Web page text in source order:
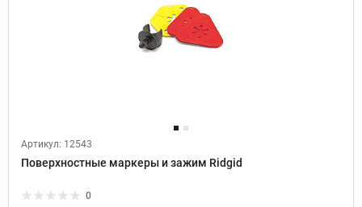
Артикул: 12543
Поверхностные маркеры и зажим Ridgid
0